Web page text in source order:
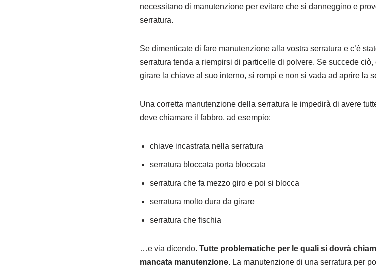
necessitano di manutenzione per evitare che si danneggino e
serratura.
Se dimenticate di fare manutenzione alla vostra serratura e c’è
serratura tenda a riempirsi di particelle di polvere. Se succede
girare la chiave al suo interno, si rompi e non si vada ad aprire la
Una corretta manutenzione della serratura le impedirà di avere
deve chiamare il fabbro, ad esempio:
chiave incastrata nella serratura
serratura bloccata porta bloccata
serratura che fa mezzo giro e poi si blocca
serratura molto dura da girare
serratura che fischia
…e via dicendo. Tutte problematiche per le quali si dovrà
mancata manutenzione. La manutenzione di una serratura per